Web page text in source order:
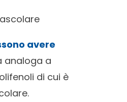
avere
analoga a
di cui è